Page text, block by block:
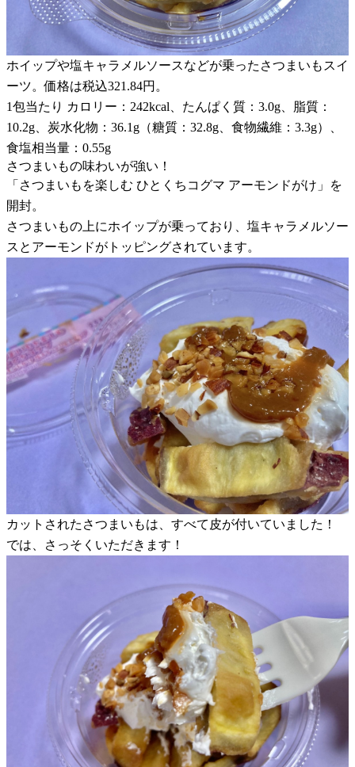
ホイップや塩キャラメルソースなどが乗ったさつまいもスイ
ーツ。価格は税込321.84円。
1包当たり カロリー：242kcal、たんぱく質：3.0g、脂質：
10.2g、炭水化物：36.1g（糖質：32.8g、食物繊維：3.3g）、
食塩相当量：0.55g
さつまいもの味わいが強い！
「さつまいもを楽しむ ひとくちコグマ アーモンドがけ」を
開封。
さつまいもの上にホイップが乗っており、塩キャラメルソー
スとアーモンドがトッピングされています。
カットされたさつまいもは、すべて皮が付いていました！
では、さっそくいただきます！